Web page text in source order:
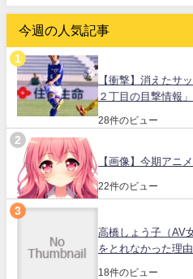
今週の人気記事
【衝撃】消えたサ
２丁目の目撃情報」
28件のビュー
【画像】今期アニ
22件のビュー
高橋しょう子（AV
をとれなかった理
18件のビュー